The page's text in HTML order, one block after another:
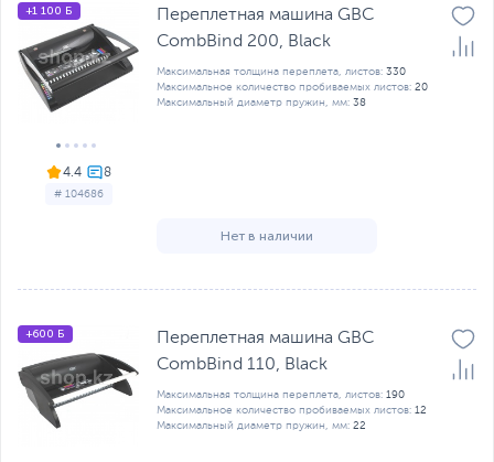
4.4
# 104686
+1 100 Б
Переплетная машина GBC
CombBind 200, Black
Максимальная толщина переплета, листов: 330
Максимальное количество пробиваемых листов: 20
Максимальный диаметр пружин, мм: 38
Нет в наличии
+600 Б
Переплетная машина GBC
CombBind 110, Black
Максимальная толщина переплета, листов: 190
Максимальное количество пробиваемых листов: 12
Максимальный диаметр пружин, мм: 22